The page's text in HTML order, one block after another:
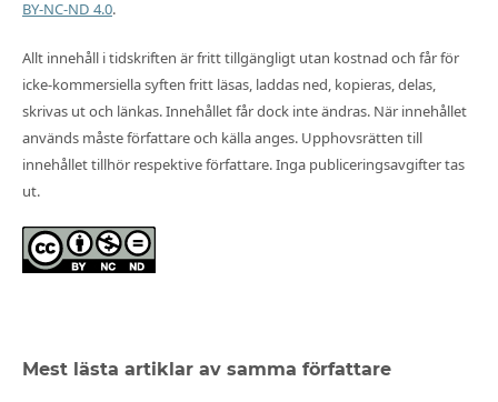
BY-NC-ND 4.0.
Allt innehåll i tidskriften är fritt tillgängligt utan kostnad och får för
icke-kommersiella syften fritt läsas, laddas ned, kopieras, delas,
skrivas ut och länkas. Innehållet får dock inte ändras. När innehållet
används måste författare och källa anges. Upphovsrätten till
innehållet tillhör respektive författare. Inga publiceringsavgifter tas
ut.
Mest lästa artiklar av samma författare